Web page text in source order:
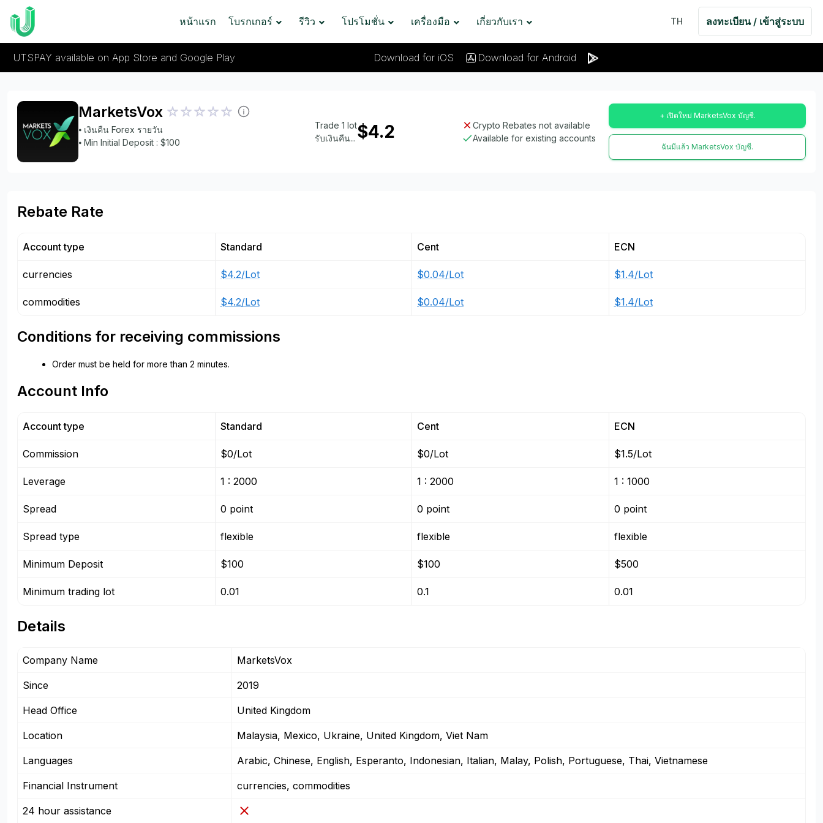
หน้าแรก โบรกเกอร์ รีวิว โปรโมชั่น เครื่องมือ เกี่ยวกับเรา TH ลงทะเบียน / เข้าสู่ระบบ
UTSPAY available on App Store and Google Play Download for iOS Download for Android
MarketsVox
⦁ เงินคืน Forex รายวัน
⦁ Min Initial Deposit : $100
Trade 1 lot
รับเงินคืน...$4.2
Crypto Rebates not available
Available for existing accounts
+ เปิดใหม่ MarketsVox บัญชี.
ฉันมีแล้ว MarketsVox บัญชี.
Rebate Rate
Account type
currencies
commodities
Standard
$4.2/Lot
$4.2/Lot
Cent
$0.04/Lot
$0.04/Lot
ECN
$1.4/Lot
$1.4/Lot
Conditions for receiving commissions
Order must be held for more than 2 minutes.
Account Info
Account type
Commission
Leverage
Spread
Spread type
Minimum Deposit
Minimum trading lot
Standard
$0/Lot
1 : 2000
0 point
flexible
$100
0.01
Cent
$0/Lot
1 : 2000
0 point
flexible
$100
0.1
ECN
$1.5/Lot
1 : 1000
0 point
flexible
$500
0.01
Details
Company Name MarketsVox
Since 2019
Head Office United Kingdom
Location Malaysia, Mexico, Ukraine, United Kingdom, Viet Nam
Languages Arabic, Chinese, English, Esperanto, Indonesian, Italian, Malay, Polish, Portuguese, Thai, Vietnamese
Financial Instrument currencies, commodities
24 hour assistance